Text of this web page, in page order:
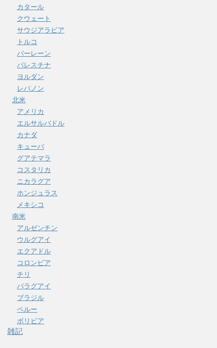
カタール
クウェート
サウジアラビア
トルコ
バーレーン
パレスチナ
ヨルダン
レバノン
北米
アメリカ
エルサルバドル
カナダ
キューバ
グアテマラ
コスタリカ
ニカラグア
ホンジュラス
メキシコ
南米
アルゼンチン
ウルグアイ
エクアドル
コロンビア
チリ
パラグアイ
ブラジル
ペルー
ボリビア
雑記